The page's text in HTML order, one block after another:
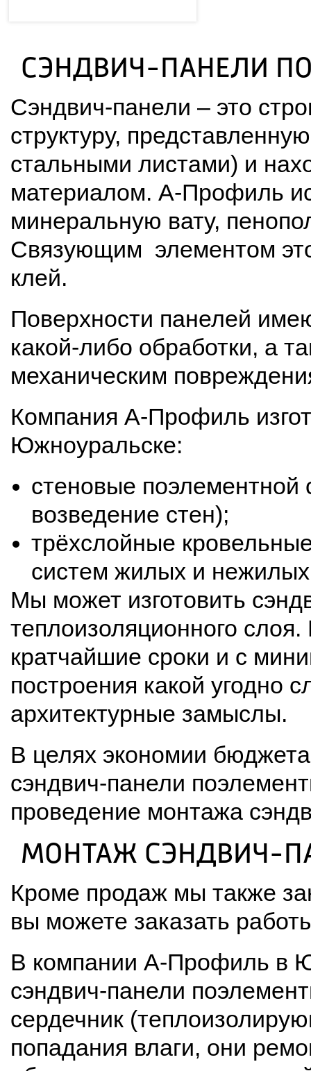
СЭНДВИЧ-ПАНЕЛИ
Сэндвич-панели – это
структуру,
стальными листами) и
материалом. А-Профиль
минеральную вату,
Связующим элементом
клей.
Поверхности панелей
какой-либо обработки, а
механическим
Компания А-Профиль
Южноуральске:
стеновые поэлементной
возведение стен);
трёхслойные
систем жилых и
Мы может изготовить
теплоизоляционного
кратчайшие сроки и с
построения какой угодно
архитектурные замыслы.
В целях экономии
сэндвич-панели
проведение монтажа
МОНТАЖ СЭНДВИЧ-
Кроме продаж мы также
вы можете заказать
В компании А-Профиль в
сэндвич-панели
сердечник
попадания влаги, они